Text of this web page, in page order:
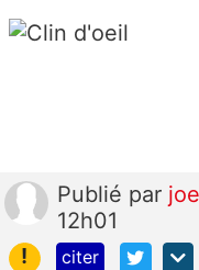
Publié par
12h01
!
citer